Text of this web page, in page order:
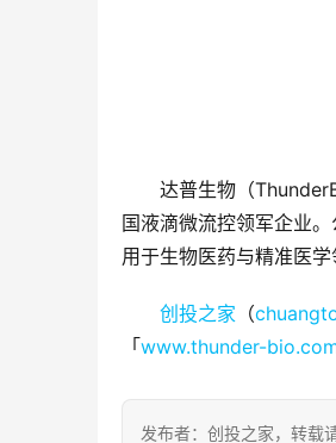
达普生物（
国液滴微流控领军企业
用于生物医药与精准医
创投之家 （
「www.thunder-
发布者：创投之家，转载